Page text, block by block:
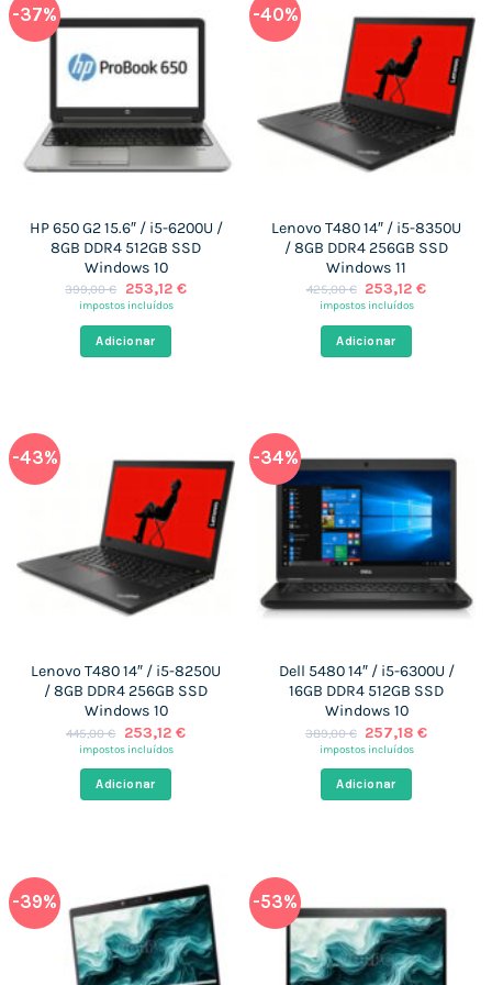
-37%
HP 650 G2 15.6″ / i5-6200U /
8GB DDR4 512GB SSD
Windows 10
399,00€
O
preço
era:
399,00 €.
253,12 €O
impostos incluídos
Adicionar
-40%
Lenovo T480 14″ / i5-8350U
/ 8GB DDR4 256GB SSD
Windows 11
425,00€ O
preço
era:
425,00 €.
253,12€O
impostos incluídos
Adicionar
-43%
Lenovo T480 14″ / i5-8250U
/ 8GB DDR4 256GB SSD
Windows 10
445,00€
O
preço
era:
445,00 €.
253,12 €O
impostos incluídos
Adicionar
-34%
Dell 5480 14″ / i5-6300U /
16GB DDR4 512GB SSD
Windows 10
389,00€ O
preço
era:
389,00 €.
257,18€O
impostos incluídos
Adicionar
-39% -53%